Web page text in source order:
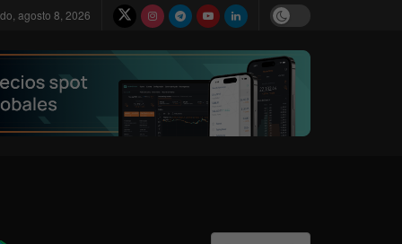
agosto 8, 2026